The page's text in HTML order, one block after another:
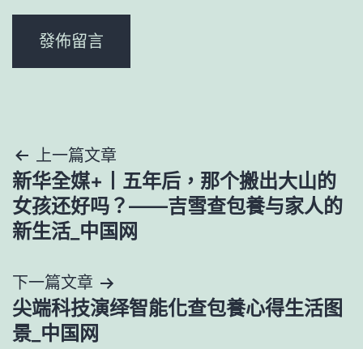
文
章
導
覽
上一篇文章
新华全媒+丨五年后，那个搬出大山的
女孩还好吗？——吉雪查包養与家人的
新生活_中国网
下一篇文章
尖端科技演绎智能化查包養心得生活图
景_中国网